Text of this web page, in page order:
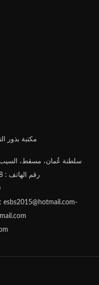
مكتبة بذور
سلطنة عُمان، مسقط، السيب،